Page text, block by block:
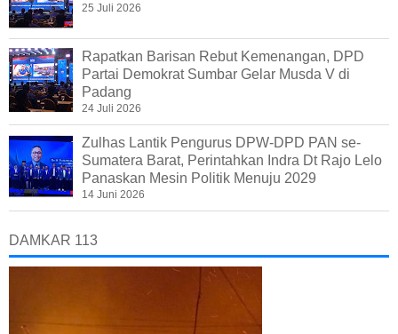
25 Juli 2026
Rapatkan Barisan Rebut Kemenangan, DPD
Partai Demokrat Sumbar Gelar Musda V di
Padang
24 Juli 2026
Zulhas Lantik Pengurus DPW-DPD PAN se-
Sumatera Barat, Perintahkan Indra Dt Rajo Lelo
Panaskan Mesin Politik Menuju 2029
14 Juni 2026
DAMKAR 113